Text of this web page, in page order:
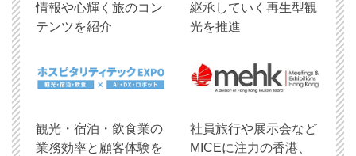
情報や心輝く旅のコン
テンツを紹介
継承していく再生型観
光を推進
観光・宿泊・飲食業の
業務効率と顧客体験を
社員旅行や展示会など
MICEに注力の香港、